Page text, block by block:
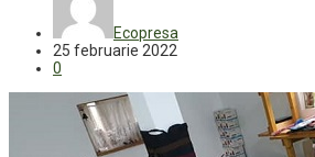
Ecopresa
25 februarie 2022
0